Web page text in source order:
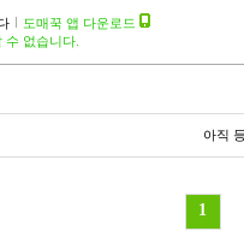
도매꾹 앱 다운로드
없습니다.
아직
1